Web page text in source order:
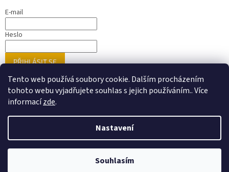
Tento web používá soubory cookie. Dalším procházením
tohoto webu vyjadřujete souhlas s jejich používáním.. Více
informacízde.
Nastavení
Souhlasím
Upozorňujeme zákazníky, že ne veškeré zboží prezentované na
našem webu je dostupné přímo na prodejnách. Doporučujeme
ověřit dostupnost konkrétních položek před návštěvou
E-mail
Heslo
PŘIHLÁSIT SE
Nová registraceZapomenuté heslo
Nastavil tým EshopyUmíme.cz
PORTIX.CZ. Všechna práva vyhrazena.